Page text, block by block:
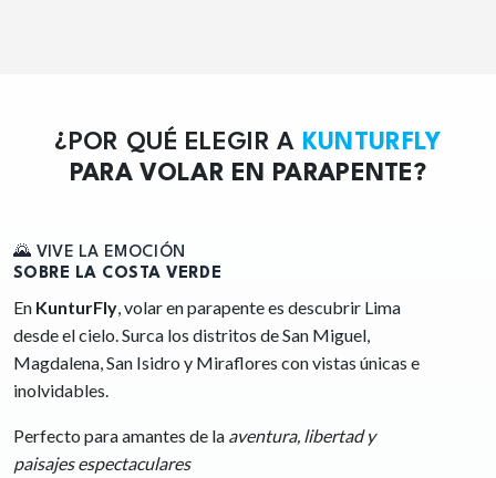
¿POR QUÉ ELEGIR A KUNTURFLY
PARA VOLAR EN PARAPENTE?
🌄 VIVE LA EMOCIÓN
SOBRE LA COSTA VERDE
En KunturFly, volar en parapente es descubrir Lima
desde el cielo. Surca los distritos de San Miguel,
Magdalena, San Isidro y Miraflores con vistas únicas e
inolvidables.
Perfecto para amantes de la aventura, libertad y
paisajes espectaculares